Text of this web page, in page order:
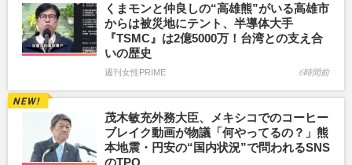
くまモンと仲良しの“高雄熊”がいる高雄市
からは被災地にテント、半導体大手
『TSMC』は2億5000万！台湾との支え合
いの歴史
週刊女性PRIME 6時間前
茂木敏充外務大臣、メキシコでのコーヒー
ブレイク動画が物議「何やってるの？」熊
本地震・円安の“国内状況”で問われるSNS
のTPO